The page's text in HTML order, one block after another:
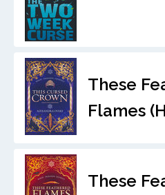
These
Flames
These